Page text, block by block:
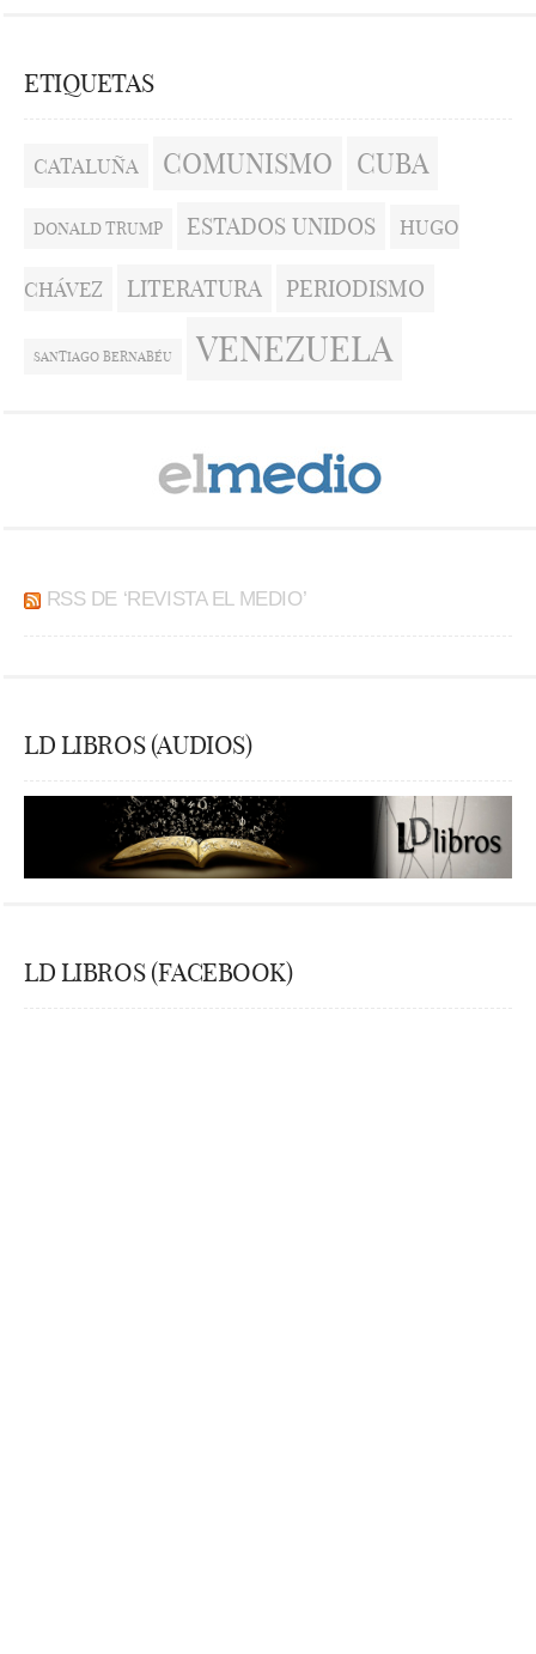
ETIQUETAS
CATALUÑA COMUNISMO CUBA
DONALD TRUMP ESTADOS UNIDOS HUGO
CHÁVEZ LITERATURA PERIODISMO
SANTIAGO BERNABÉU VENEZUELA
RSS DE ‘REVISTA EL MEDIO’
LD LIBROS (AUDIOS)
LD LIBROS (FACEBOOK)